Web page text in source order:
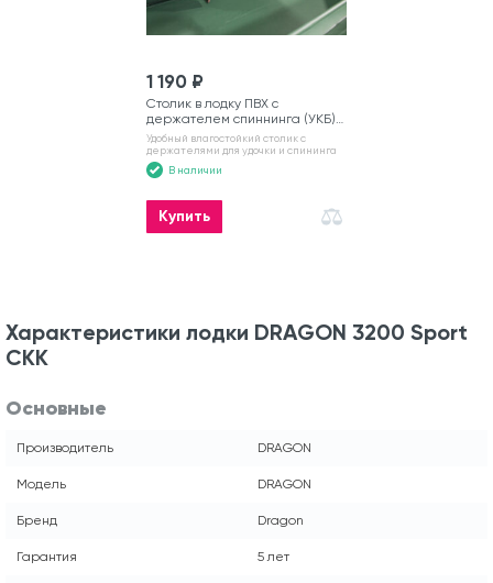
1 190 ₽
Столик в лодку ПВХ с
держателем спиннинга (УКБ)
№6
Удобный влагостойкий столик с
держателями для удочки и спининга
В наличии
Купить
Характеристики лодки DRAGON 3200 Sport
СКК
Основные
Производитель DRAGON
Модель DRAGON
Бренд Dragon
Гарантия 5 лет